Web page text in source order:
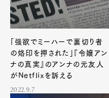
「強欲でミーハーで裏切り者
の烙印を押された」『令嬢アン
ナの真実』のアンナの元友人
がNetflixを訴える
2022.9.7